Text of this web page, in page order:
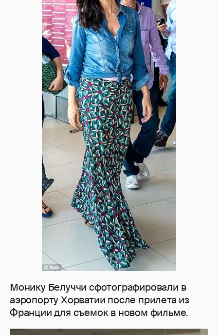
Монику Белуччи сфотографировали в
аэропорту Хорватии после прилета из
Франции для съемок в новом фильме.